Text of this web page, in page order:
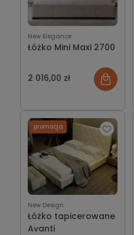
New Elegance
Łóżko Mini Maxi 2700
2 016,00 zł
New Design
Łóżko tapicerowane
Avanti
promocja